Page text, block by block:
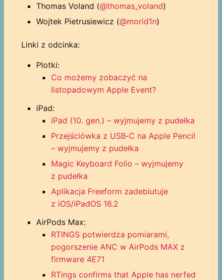
Thomas Voland (@thomas_voland)
Wojtek Pietrusiewicz (@morid1n)
Linki z odcinka:
Plotki:
Co możemy zobaczyć na
listopadowym Apple Event?
iPad:
iPad (10. gen.) – wyjmujemy z pudełka
Przejściówka z USB‑C na Apple Pencil
– wyjmujemy z pudełka
Magic Keyboard Folio – wyjmujemy
z pudełka
Aplikacja Freeform zadebiutuje
z iOS/iPadOS 16.2
AirPods Max:
RTINGS potwierdza pomiarami,
pogorszenie ANC w AirPods MAX z
firmware 4E71
RTings confirms that Apple has nerfed